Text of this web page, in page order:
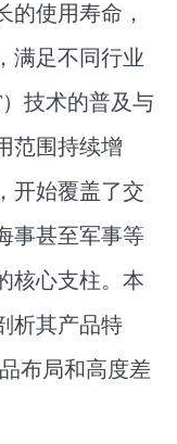
的使用寿命，
满足不同行业
技术的普及与
范围持续增
开始覆盖了交
事甚至军事等
核心支柱。本
析其产品特
布局和高度差